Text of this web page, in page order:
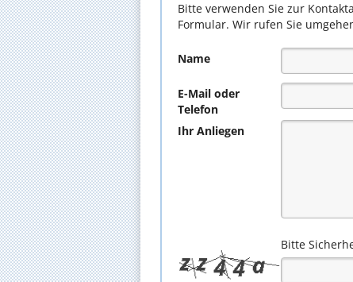
Bitte verwenden Sie zur
Formular. Wir rufen Sie
Name
E-Mail oder
Telefon
Ihr Anliegen
Bitte